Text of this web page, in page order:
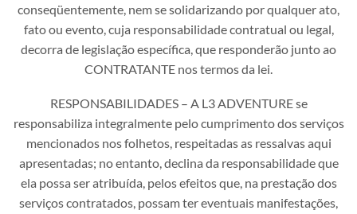
conseqüentemente, nem se solidarizando por qualquer ato,
fato ou evento, cuja responsabilidade contratual ou legal,
decorra de legislação específica, que responderão junto ao
CONTRATANTE nos termos da lei.
RESPONSABILIDADES – A L3 ADVENTURE se
responsabiliza integralmente pelo cumprimento dos serviços
mencionados nos folhetos, respeitadas as ressalvas aqui
apresentadas; no entanto, declina da responsabilidade que
ela possa ser atribuída, pelos efeitos que, na prestação dos
serviços contratados, possam ter eventuais manifestações,